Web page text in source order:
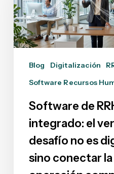
integrado:
el
verdadero
desafío
digitalizar,
sino
conectar
operación
completa
Blog Digitalización
Software Recursos
Software de
integrado: el
desafío no es
sino conectar la